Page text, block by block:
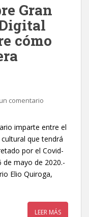
Gran
cómo
comentario
imparte entre el
que tendrá
por el Covid-
mayo de 2020.-
Elio Quiroga,
LEER MÁS